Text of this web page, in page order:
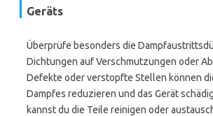
Geräts
Überprüfe besonders die
Dichtungen auf Verschmutzungen oder
Defekte oder verstopfte Stellen können
Dampfes reduzieren und das Gerät
kannst du die Teile reinigen oder